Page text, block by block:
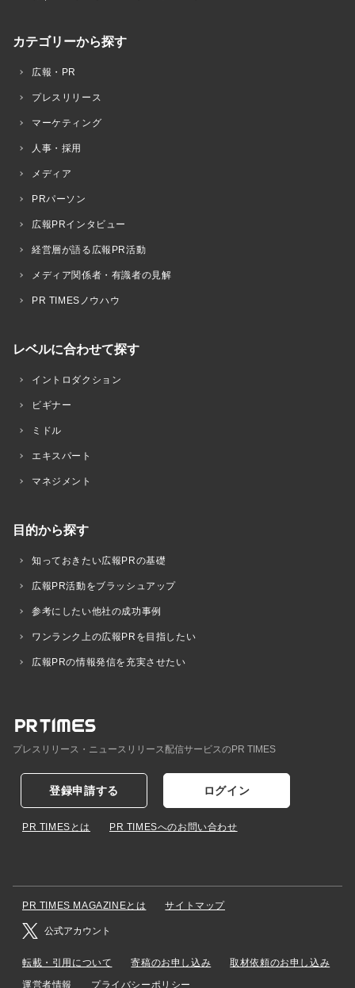
カテゴリーから探す
広報・PR
プレスリリース
マーケティング
人事・採用
メディア
PRパーソン
広報PRインタビュー
経営層が語る広報PR活動
メディア関係者・有識者の見解
PR TIMESノウハウ
レベルに合わせて探す
イントロダクション
ビギナー
ミドル
エキスパート
マネジメント
目的から探す
知っておきたい広報PRの基礎
広報PR活動をブラッシュアップ
参考にしたい他社の成功事例
ワンランク上の広報PRを目指したい
広報PRの情報発信を充実させたい
プレスリリース・ニュースリリース配信サービスのPR TIMES
登録申請する ログイン
PR TIMESとは PR TIMESへのお問い合わせ
PR TIMES MAGAZINEとは サイトマップ
公式アカウント
転載・引用について 寄稿のお申し込み
取材依頼のお申し込み
運営者情報
プライバシーポリシー